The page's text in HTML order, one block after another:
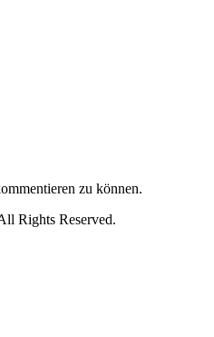
zu können.
Rights Reserved.